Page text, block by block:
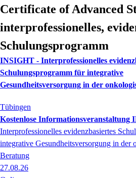
Certificate of Advanced
interprofessionelles,
Schulungsprogramm
INSIGHT - Interprofessionelles
Schulungsprogramm für integrative
Gesundheitsversorgung in der
Tübingen
Kostenlose Informationsveranstaltung
Interprofessionelles evidenzbasiertes
integrative Gesundheitsversorgung in der
Beratung
27.08.26